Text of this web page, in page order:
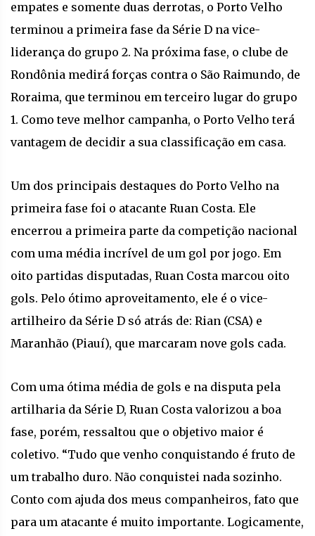
empates e somente duas derrotas, o Porto Velho
terminou a primeira fase da Série D na vice-
liderança do grupo 2. Na próxima fase, o clube de
Rondônia medirá forças contra o São Raimundo, de
Roraima, que terminou em terceiro lugar do grupo
1. Como teve melhor campanha, o Porto Velho terá
vantagem de decidir a sua classificação em casa.
Um dos principais destaques do Porto Velho na
primeira fase foi o atacante Ruan Costa. Ele
encerrou a primeira parte da competição nacional
com uma média incrível de um gol por jogo. Em
oito partidas disputadas, Ruan Costa marcou oito
gols. Pelo ótimo aproveitamento, ele é o vice-
artilheiro da Série D só atrás de: Rian (CSA) e
Maranhão (Piauí), que marcaram nove gols cada.
Com uma ótima média de gols e na disputa pela
artilharia da Série D, Ruan Costa valorizou a boa
fase, porém, ressaltou que o objetivo maior é
coletivo. “Tudo que venho conquistando é fruto de
um trabalho duro. Não conquistei nada sozinho.
Conto com ajuda dos meus companheiros, fato que
para um atacante é muito importante. Logicamente,